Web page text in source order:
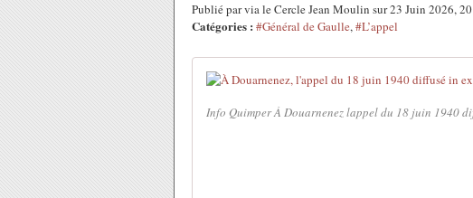
Publié par via le Cercle Jean Moulin sur 23 Juin 2026,
Catégories : #Général de Gaulle,#L’appel
Info Quimper À Douarnenez lappel du 18 juin 1940